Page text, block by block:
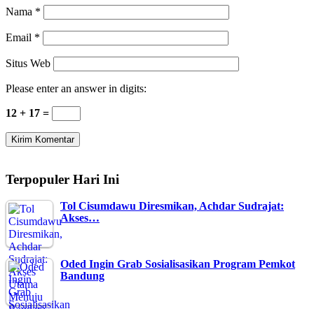
Nama *
Email *
Situs Web
Please enter an answer in digits:
12 + 17 =
Terpopuler Hari Ini
Tol Cisumdawu Diresmikan, Achdar Sudrajat:
Akses…
Oded Ingin Grab Sosialisasikan Program Pemkot
Bandung